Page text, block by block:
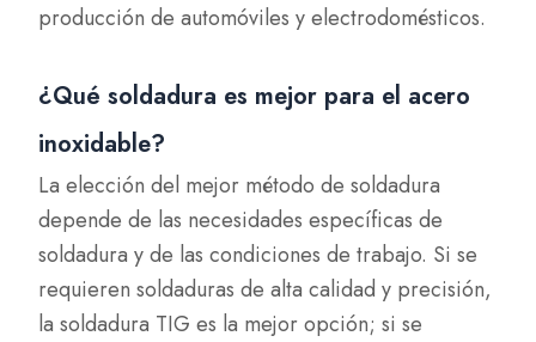
producción de automóviles y electrodomésticos.
¿Qué soldadura es mejor para el acero
inoxidable?
La elección del mejor método de soldadura
depende de las necesidades específicas de
soldadura y de las condiciones de trabajo. Si se
requieren soldaduras de alta calidad y precisión,
la soldadura TIG es la mejor opción; si se